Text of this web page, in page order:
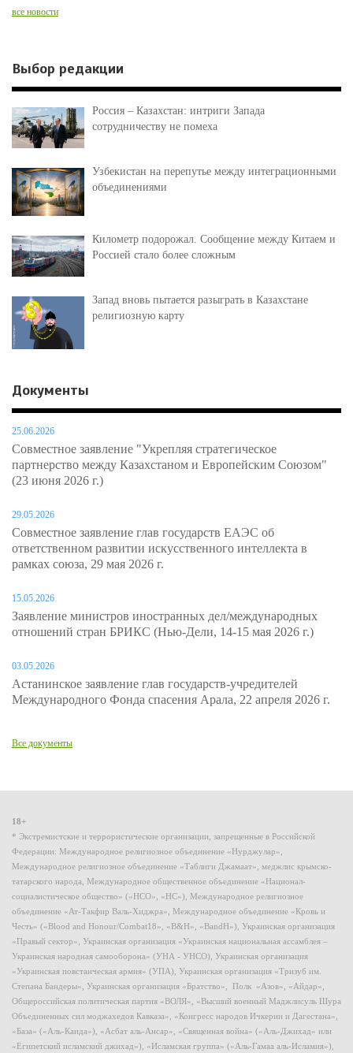
все новости
Выбор редакции
Россия – Казахстан: интриги Запада
сотрудничеству не помеха
Узбекистан на перепутье между интеграционными
объединениями
Километр подорожал. Сообщение между Китаем и
Россией стало более сложным
Запад вновь пытается разыграть в Казахстане
религиозную карту
Документы
25.06.2026
Совместное заявление "Укрепляя стратегическое
партнерство между Казахстаном и Европейским Союзом"
(23 июня 2026 г.)
29.05.2026
Совместное заявление глав государств ЕАЭС об
ответственном развитии искусственного интеллекта в
рамках союза, 29 мая 2026 г.
15.05.2026
Заявление министров иностранных дел/международных
отношений стран БРИКС (Нью-Дели, 14-15 мая 2026 г.)
03.05.2026
Астанинское заявление глав государств-учредителей
Международного Фонда спасения Арала, 22 апреля 2026 г.
Все документы
18+
* Экстремистские и террористические организации, запрещенные в Российской
Федерации: Международное религиозное объединение «Нурджулар»,
Международное религиозное объединение «Таблиги Джамаат», меджлис крымско-
татарского народа, Международное общественное объединение «Национал-
социалистическое общество» («НСО», «НС»), Международное религиозное
объединение «Ат-Такфир Валь-Хиджра», Международное объединение «Кровь и
Честь» («Blood and Honour/Combat18», «B&H», «BandH»), Украинская организация
«Правый сектор», Украинская организация «Украинская национальная ассамблея –
Украинская народная самооборона» (УНА - УНСО), Украинская организация
«Украинская повстанческая армия» (УПА), Украинская организация «Тризуб им.
Степана Бандеры», Украинская организация «Братство», Полк «Азов», «Айдар»,
Общероссийская политическая партия «ВОЛЯ», «Высший военный Маджлисуль Шура
Объединенных сил моджахедов Кавказа», «Конгресс народов Ичкерии и Дагестана»,
«База» («Аль-Каида»), «Асбат аль-Ансар», «Священная война» («Аль-Джихад» или
«Египетский исламский джихад»), «Исламская группа» («Аль-Гамаа аль-Исламия»),